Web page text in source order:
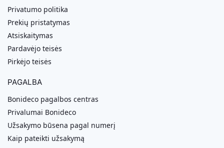
Privatumo politika
Prekių pristatymas
Atsiskaitymas
Pardavėjo teisės
Pirkėjo teisės
PAGALBA
Bonideco pagalbos centras
Privalumai Bonideco
Užsakymo būsena pagal numerį
Kaip pateikti užsakymą